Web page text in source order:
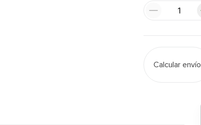
Calcular envío